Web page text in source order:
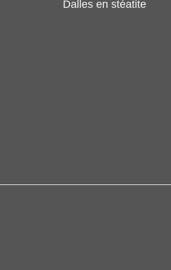
Dalles en stéatite